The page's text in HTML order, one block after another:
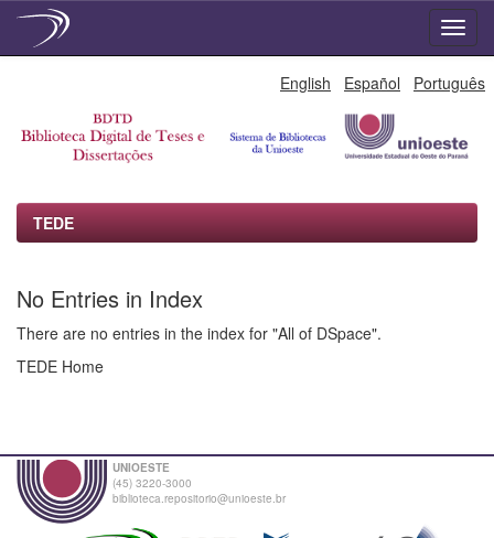
English Español Português
TEDE
No Entries in Index
There are no entries in the index for "All of DSpace".
TEDE Home
UNIOESTE
(45) 3220-3000
biblioteca.repositorio@unioeste.br